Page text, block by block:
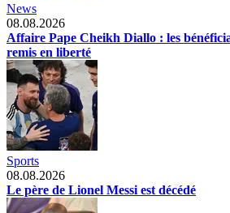
News
08.08.2026
Affaire Pape Cheikh Diallo : les
remis en liberté
Sports
08.08.2026
Le père de Lionel Messi est décédé